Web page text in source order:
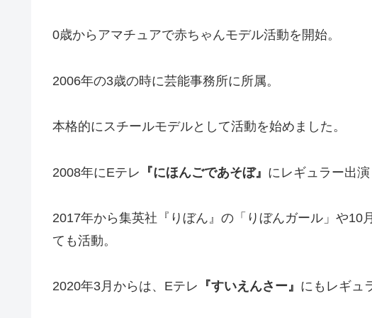
0歳からアマチュアで赤ちゃんモデル活動を開始。
2006年の3歳の時に芸能事務所に所属。
本格的にスチールモデルとして活動を始めました。
2008年にEテレ 『にほんごであそぼ』 にレギュラー出
2017年から集英社『りぼん』の「りぼんガール」や10
ても活動。
2020年3月からは、Eテレ 『すいえんさー』 にもレギュ